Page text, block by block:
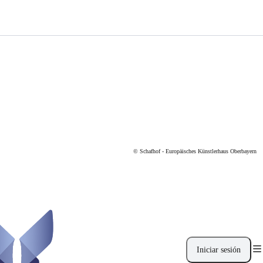
Iniciar sesión
© Schafhof - Europäisches Künstlerhaus Oberbayern